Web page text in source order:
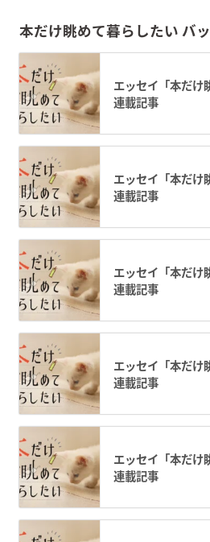
本だけ眺めて暮らしたい バ
エッセイ「本だけ
連載記事
エッセイ「本だけ
連載記事
エッセイ「本だけ
連載記事
エッセイ「本だけ
連載記事
エッセイ「本だけ
連載記事